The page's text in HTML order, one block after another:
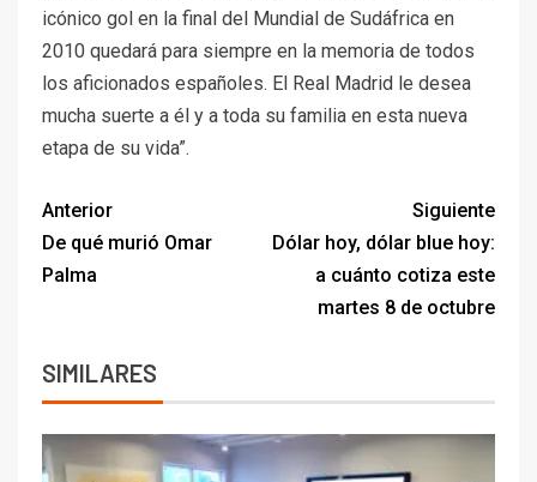
icónico gol en la final del Mundial de Sudáfrica en
2010 quedará para siempre en la memoria de todos
los aficionados españoles. El Real Madrid le desea
mucha suerte a él y a toda su familia en esta nueva
etapa de su vida”.
Anterior
De qué murió Omar
Palma
Siguiente
Dólar hoy, dólar blue hoy:
a cuánto cotiza este
martes 8 de octubre
SIMILARES